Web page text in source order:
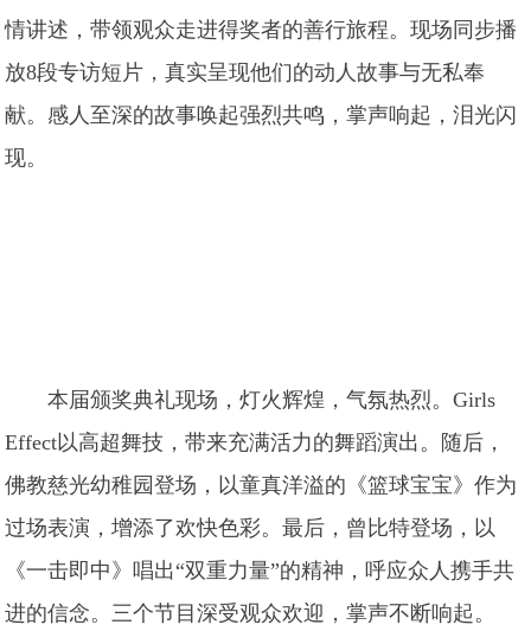
情讲述，带领观众走进得奖者的善行旅程。现场同步播
放8段专访短片，真实呈现他们的动人故事与无私奉
献。感人至深的故事唤起强烈共鸣，掌声响起，泪光闪
现。
本届颁奖典礼现场，灯火辉煌，气氛热烈。Girls
Effect以高超舞技，带来充满活力的舞蹈演出。随后，
佛教慈光幼稚园登场，以童真洋溢的《篮球宝宝》作为
过场表演，增添了欢快色彩。最后，曾比特登场，以
《一击即中》唱出“双重力量”的精神，呼应众人携手共
进的信念。三个节目深受观众欢迎，掌声不断响起。